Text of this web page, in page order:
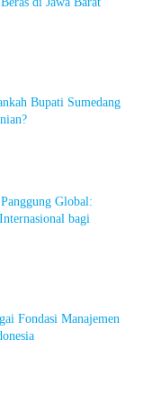
Bupati Sumedang
Global:
bagi
Fondasi Manajemen